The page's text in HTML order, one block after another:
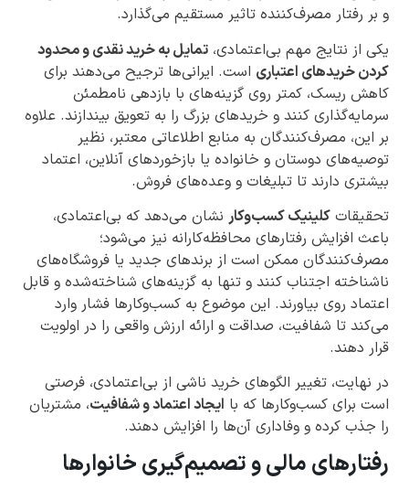
و بر رفتار مصرف‌کننده تاثیر مستقیم می‌گذارد.
یکی از نتایج مهم بی‌اعتمادی، تمایل به خرید نقدی و محدود
کردن خریدهای اعتباری است. ایرانی‌ها ترجیح می‌دهند برای
کاهش ریسک، کمتر روی گزینه‌های با بازدهی نامطمئن
سرمایه‌گذاری کنند و خریدهای بزرگ را به تعویق بیندازند. علاوه
بر این، مصرف‌کنندگان به منابع اطلاعاتی معتبر، نظیر
توصیه‌های دوستان و خانواده یا بازخوردهای آنلاین، اعتماد
بیشتری دارند تا تبلیغات و وعده‌های فروش.
تحقیقات کلینیک کسب‌وکار نشان می‌دهد که بی‌اعتمادی،
باعث افزایش رفتارهای محافظه‌کارانه نیز می‌شود؛
مصرف‌کنندگان ممکن است از برندهای جدید یا فروشگاه‌های
ناشناخته اجتناب کنند و تنها به گزینه‌های شناخته‌شده و قابل
اعتماد روی بیاورند. این موضوع به کسب‌وکارها فشار وارد
می‌کند تا شفافیت، صداقت و ارائه ارزش واقعی را در اولویت
قرار دهند.
در نهایت، تغییر الگوهای خرید ناشی از بی‌اعتمادی، فرصتی
است برای کسب‌وکارها که با ایجاد اعتماد و شفافیت، مشتریان
را جذب کرده و وفاداری آن‌ها را افزایش دهند.
رفتارهای مالی و تصمیم‌گیری خانوارها